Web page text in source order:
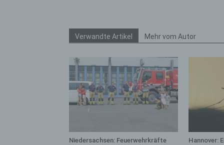
Verwandte Artikel Mehr vom Autor
Niedersachsen: Feuerwehrkräfte Hannover: